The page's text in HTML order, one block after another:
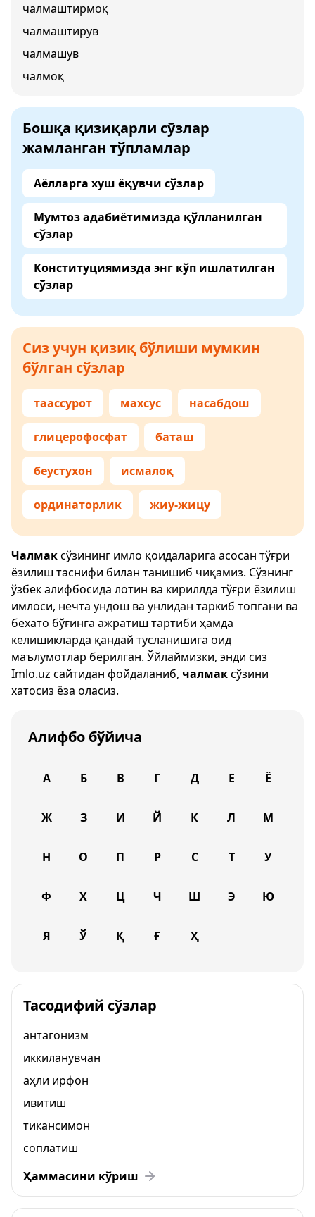
чалмаштирмоқ
чалмаштирув
чалмашув
чалмоқ
Бошқа қизиқарли сўзлар
жамланган тўпламлар
Аёлларга хуш ёқувчи сўзлар
Мумтоз адабиётимизда қўлланилган
сўзлар
Конституциямизда энг кўп ишлатилган
сўзлар
Сиз учун қизиқ бўлиши мумкин
бўлган сўзлар
таассурот махсус насабдош
глицерофосфат баташ
беустухон исмалоқ
ординаторлик жиу-жицу
Чалмаксўзининг имло қоидаларига асосан тўғри
ёзилиш таснифи билан танишиб чиқамиз. Сўзнинг
ўзбек алифбосида лотин ва кириллда тўғри ёзилиш
имлоси, нечта ундош ва унлидан таркиб топгани ва
бехато бўғинга ажратиш тартиби ҳамда
келишикларда қандай тусланишига оид
маълумотлар берилган. Ўйлаймизки, энди сиз
Imlo.uz сайтидан фойдаланиб, чалмаксўзини
хатосиз ёза оласиз.
Алифбо бўйича
А Б В Г Д Е Ё
Ж З И Й К Л М
Н О П Р С Т У
Ф Х Ц Ч Ш Э Ю
Я Ў Қ Ғ Ҳ
Тасодифий сўзлар
антагонизм
иккиланувчан
аҳли ирфон
ивитиш
тикансимон
соплатиш
Ҳаммасини кўриш